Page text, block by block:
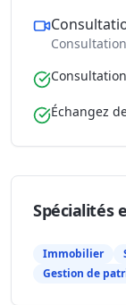
Échangez
Spécialités
Immobilier
Gestion de